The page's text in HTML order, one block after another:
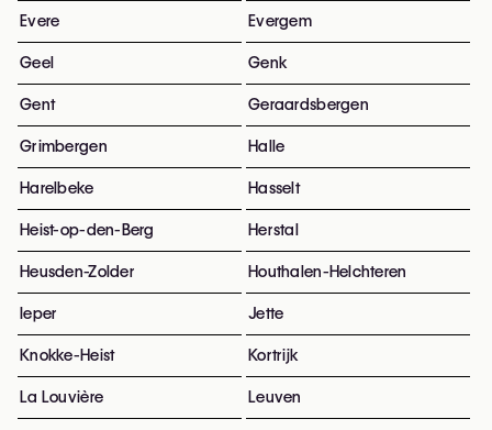
Evere Evergem
Geel Genk
Gent Geraardsbergen
Grimbergen Halle
Harelbeke Hasselt
Heist-op-den-Berg Herstal
Heusden-Zolder Houthalen-Helchteren
Ieper Jette
Knokke-Heist Kortrijk
La Louvière Leuven